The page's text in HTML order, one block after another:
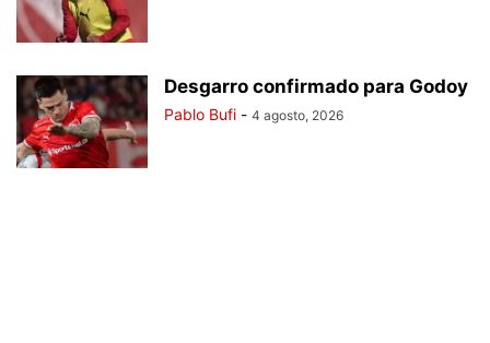
Desgarro confirmado para Godoy
Pablo Bufi - 4 agosto, 2026